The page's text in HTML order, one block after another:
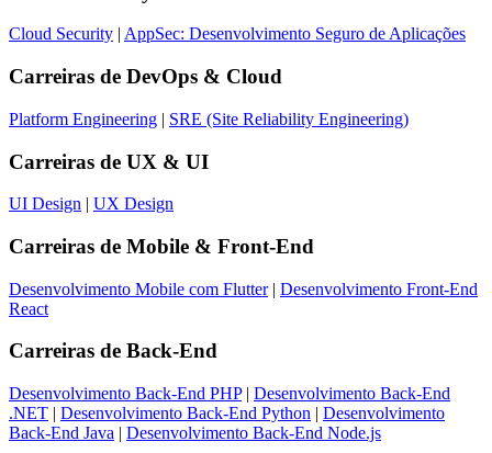
Cloud Security | AppSec: Desenvolvimento Seguro de Aplicações
Carreiras de DevOps & Cloud
Platform Engineering | SRE (Site Reliability Engineering)
Carreiras de UX & UI
UI Design | UX Design
Carreiras de Mobile & Front-End
Desenvolvimento Mobile com Flutter| Desenvolvimento Front-End
React
Carreiras de Back-End
Desenvolvimento Back-End PHP| Desenvolvimento Back-End
.NET | Desenvolvimento Back-End Python | Desenvolvimento
Back-End Java | Desenvolvimento Back-End Node.js